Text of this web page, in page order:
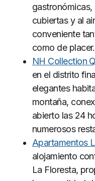
gastronómicas,
cubiertas y al
conveniente
como de placer.
NH Collection
en el distrito
elegantes
montaña,
abierto las 24
numerosos
Apartamentos
alojamiento
La Floresta,